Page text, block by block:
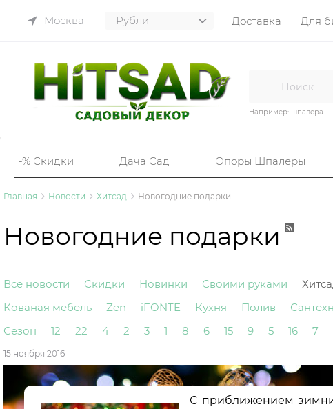
Москва Доставка Для
Например: шпалера
-% Скидки Дача Сад Опоры Шпалеры
Главная Новости Хитсад Новогодние подарки
Новогодние подарки
Все новости Скидки Новинки Своими руками
Кованая мебель
Zen iFONTE Кухня Полив
Сезон
12 22 4 2 3 1 8 6 15 9 5 16 7
15 ноября 2016
С приближением